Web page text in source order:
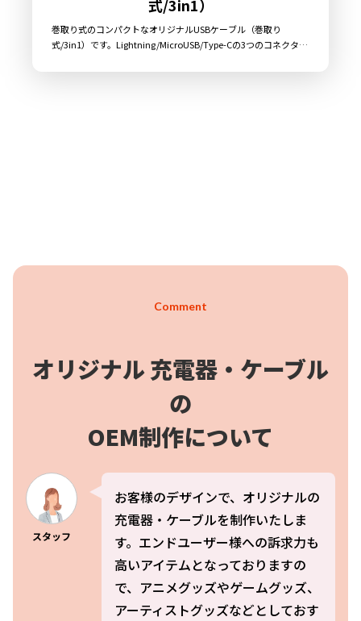
式/3in1）
巻取り式のコンパクトなオリジナルUSBケーブル（巻取り
式/3in1）です。Lightning/MicroUSB/Type-Cの3つのコネクタを
対応することが可能です。ケーブル巻取り式ですので嵩張らず、
Comment
オリジナル 充電器・ケーブル
の
OEM制作について
スタッフ
お客様のデザインで、オリジナルの
充電器・ケーブルを制作いたしま
す。エンドユーザー様への訴求力も
高いアイテムとなっておりますの
で、アニメグッズやゲームグッズ、
アーティストグッズなどとしておす